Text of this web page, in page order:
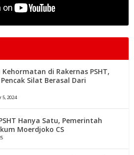
di Rakernas PSHT,
Silat Berasal Dari
5, 2024
Hanya Satu, Pemerintah
Moerdjoko CS